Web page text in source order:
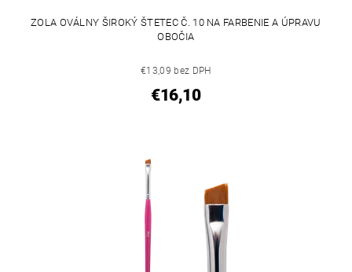
ZOLA OVÁLNY ŠIROKÝ ŠTETEC Č. 10 NA FARBENIE A ÚPRAVU
OBOČIA
€13,09 bez DPH
€16,10